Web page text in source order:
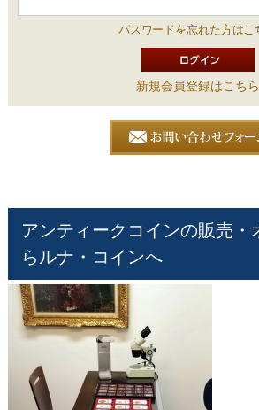
パスワードを忘れた方はこ
新規会員登録はこちら
アンティークコインの販売・
らルナ・コインへ